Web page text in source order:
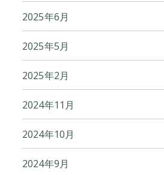
2025年6月
2025年5月
2025年2月
2024年11月
2024年10月
2024年9月